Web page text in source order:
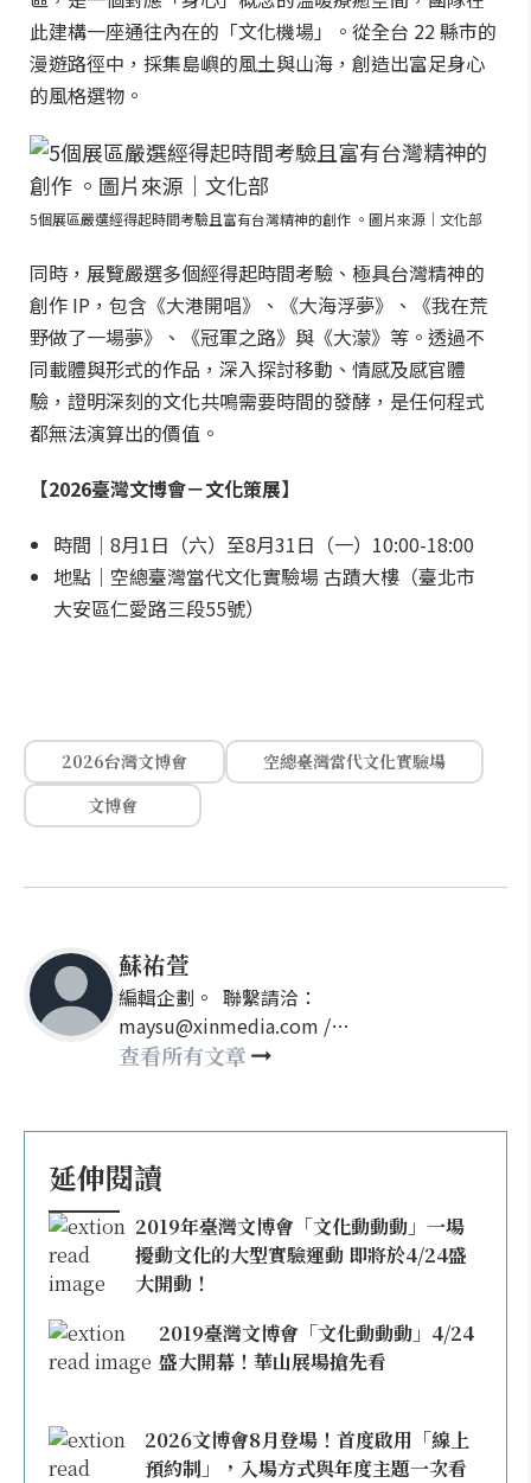
此建構一座通往內在的「文化機場」。從全台 22 縣市的
漫遊路徑中，採集島嶼的風土與山海，創造出富足身心
的風格選物。
5個展區嚴選經得起時間考驗且富有台灣精神的創作 。圖片來源｜文化部
同時，展覽嚴選多個經得起時間考驗、極具台灣精神的
創作 IP，包含《大港開唱》、《大海浮夢》、《我在荒
野做了一場夢》、《冠軍之路》與《大濛》等。透過不
同載體與形式的作品，深入探討移動、情感及感官體
驗，證明深刻的文化共鳴需要時間的發酵，是任何程式
都無法演算出的價值。
【2026臺灣文博會－文化策展】
時間｜8月1日（六）至8月31日（一）10:00-18:00
地點｜空總臺灣當代文化實驗場 古蹟大樓（臺北市
大安區仁愛路三段55號）
2026台灣文博會
空總臺灣當代文化實驗場
文博會
蘇祐萱
編輯企劃。 聯繫請洽：
maysu@xinmedia.com /
may860527@gmail.com
查看所有文章
延伸閱讀
2019年臺灣文博會「文化動動動」一場
擾動文化的大型實驗運動 即將於4/24盛
大開動！
2019臺灣文博會「文化動動動」4/24
盛大開幕！華山展場搶先看
2026文博會8月登場！首度啟用「線上
預約制」，入場方式與年度主題一次看